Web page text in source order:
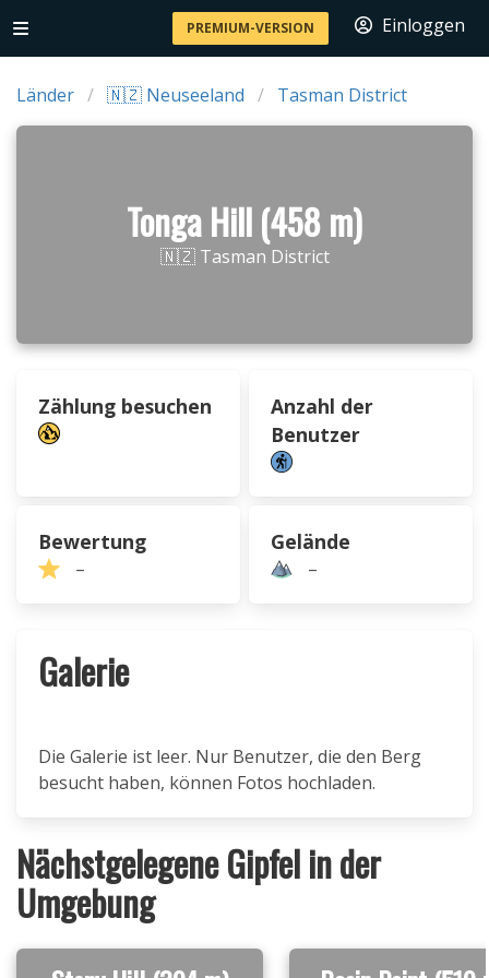
PREMIUM-VERSION Einloggen
Länder 🇳🇿 Neuseeland Tasman District
Tonga Hill (458 m)
🇳🇿 Tasman District
Zählung besuchen
Anzahl der
Benutzer
Bewertung
–
Gelände
–
Galerie
Die Galerie ist leer. Nur Benutzer, die den Berg
besucht haben, können Fotos hochladen.
Nächstgelegene Gipfel in der
Umgebung